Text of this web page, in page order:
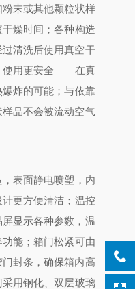
末或其他颗粒状样
燥时间；各种构造
清洗后使用真空干
使用更安全——在真
炸的可能；与依靠
品不会被流动空气
表面静电喷塑，内
更方便清洁； 温控
显示各种参数，温
功能；箱门松紧可由
封条，确保箱内高
用钢化、双层玻璃